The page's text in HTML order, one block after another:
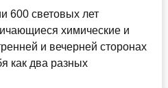
600 световых лет
химические и
и вечерней сторонах
как два разных